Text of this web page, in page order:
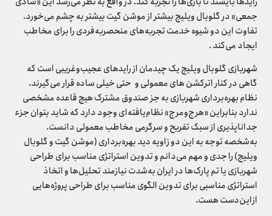
جمعی» در گلوبال ویلیج بیشتر از موشن گیت بیشتر به چشم می‌خورد.
تفاوت این دو شیوه خدمت تجربه‌های منحصربه‌فردی را برای مخاطب
ایجاد می‌کند .
شهربازی گلوبال ویلیج یک چیدمان از رایدهای عجیب‌وغریبی است که
گاهی در کنار اترکشن های معمولی و حتی خیلی ساده قرار می‌گیرند.
نظام بهره‌برداری شهربازی به جز صندوق مشترک هیچ قاعده مشخصی
ندارد بنابراین «هرج‌ومرج» نظام‌یافته‌ای وجود دارد که شاید بتوان جزء
جداناپذیری از سبک تفریح و سرگرمی مخاطب معمولی دانست.
به‌شخصه توجه به این دو زاویه دید بهره‌برداری (موشن گیت و گلوبال
ویلیج) را جدی و مهم می‌دانم و تدوین استراتژی مناسب برای طراحی
شهربازی یا تم پارک‌ها در ایران به‌شدت نیازمند تحلیل‌ها و اتخاذ
استراتژی مناسبی برای تدوین الگوی مناسب برای طراحی پروژه‌هایی
ازاین‌دست هست.